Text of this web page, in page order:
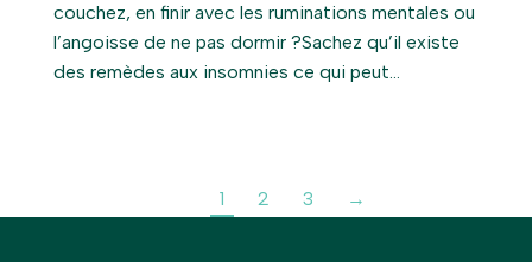
couchez, en finir avec les ruminations mentales ou
l’angoisse de ne pas dormir ?Sachez qu’il existe
des remèdes aux insomnies ce qui peut…
1 2 3 →